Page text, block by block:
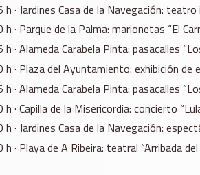
h · Jardines Casa de la Navegación:
h · Parque de la Palma: marionetas “El
h · Alameda Carabela Pinta: pasacalles
h · Plaza del Ayuntamiento: exhibición
h · Alameda Carabela Pinta: pasacalles
h · Capilla de la Misericordia: concierto
h · Jardines Casa de la Navegación:
h · Playa de A Ribeira: teatral “Arribada